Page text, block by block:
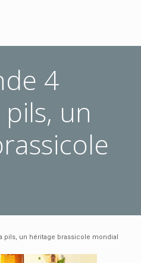
4
un
pils, un héritage brassicole mondial